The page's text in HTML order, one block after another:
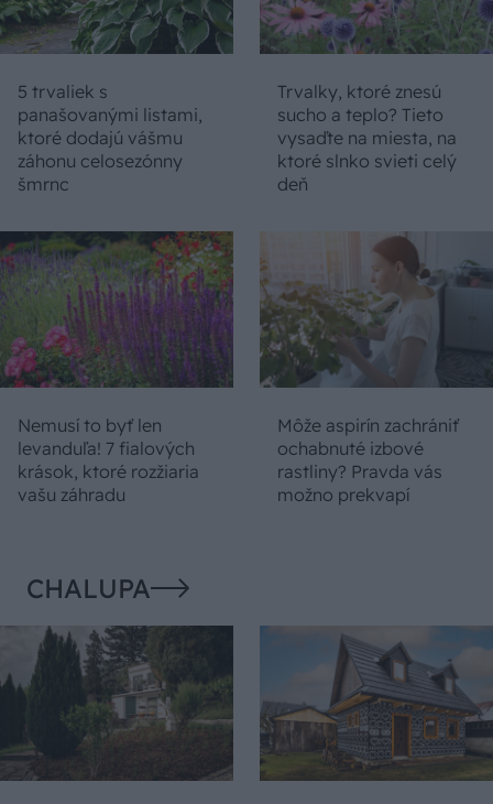
5 trvaliek s
panašovanými listami,
ktoré dodajú vášmu
záhonu celosezónny
šmrnc
Trvalky, ktoré znesú
sucho a teplo? Tieto
vysaďte na miesta, na
ktoré slnko svieti celý
deň
Nemusí to byť len
levanduľa! 7 fialových
krások, ktoré rozžiaria
vašu záhradu
Môže aspirín zachrániť
ochabnuté izbové
rastliny? Pravda vás
možno prekvapí
CHALUPA